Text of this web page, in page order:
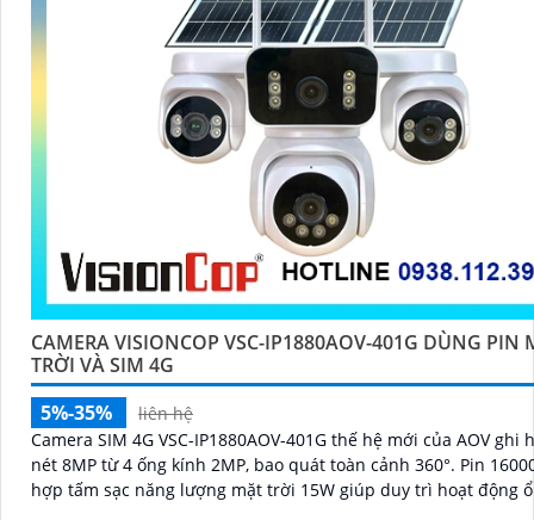
CAMERA VISIONCOP VSC-IP1880AOV-401G DÙNG PIN
TRỜI VÀ SIM 4G
5%-35%
liên hệ
Camera SIM 4G VSC-IP1880AOV-401G thế hệ mới của AOV ghi
nét 8MP từ 4 ống kính 2MP, bao quát toàn cảnh 360°. Pin 16000mAh kết
hợp tấm sạc năng lượng mặt trời 15W giúp duy trì hoạt động